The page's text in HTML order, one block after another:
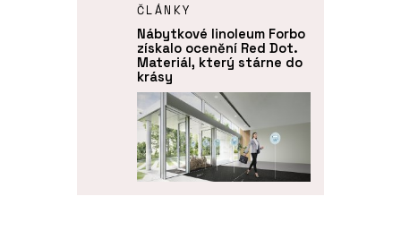
ČLÁNKY
Nábytkové linoleum Forbo
získalo ocenění Red Dot.
Materiál, který stárne do
krásy